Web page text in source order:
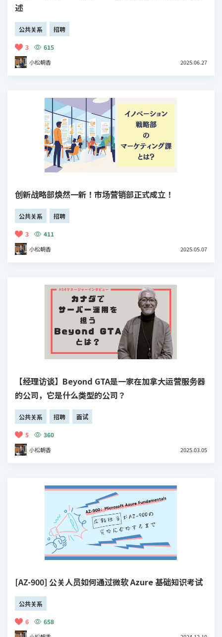
述
公共关系 招聘
3 615
小松朝香 2025.06.27
创新战略部焕然一新！市场营销部正式成立！
公共关系 招聘
3 411
小松朝香 2025.05.07
【经理访谈】Beyond GTA是一家在加拿大运营服务器
的公司，它是什么类型的公司？
公共关系 招聘 面试
5 360
小松朝香 2025.03.05
[AZ-900] 公关人员如何通过微软 Azure 基础知识考试
公共关系
6 658